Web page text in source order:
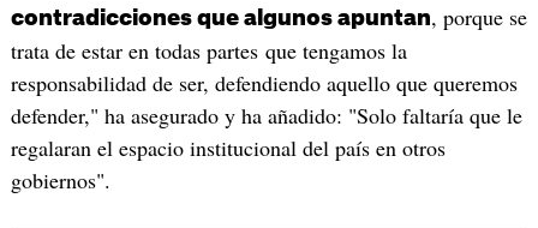
contradicciones que algunos apuntan, porque se
trata de estar en todas partes que tengamos la
responsabilidad de ser, defendiendo aquello que queremos
defender," ha asegurado y ha añadido: "Solo faltaría que le
regalaran el espacio institucional del país en otros
gobiernos".